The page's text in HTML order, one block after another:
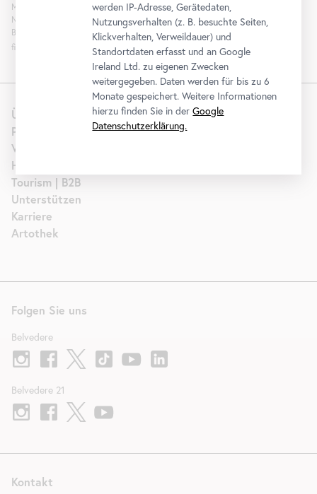
Über uns
Presse
Vermietung
Hochzeit
Tourism | B2B
Unterstützen
Karriere
Artothek
Kontakt
Folgen Sie uns
Belvedere
Belvedere 21
Mit „Registrieren“ stimmen Sie der Verarbeitung Ihrer Daten sowie Analyse der
Newsletterinteraktion zum Zweck der Newsletterzusendung durch das
Belvedere zu. Die Einwilligung kann widerrufen werden. Weitere Informationen
finden Sie
werden IP-Adresse, Gerätedaten,
Nutzungsverhalten (z. B. besuchte Seiten,
Klickverhalten, Verweildauer) und
Standortdaten erfasst und an Google
Ireland Ltd. zu eigenen Zwecken
weitergegeben. Daten werden für bis zu 6
Monate gespeichert. Weitere Informationen
hierzu finden Sie in derGoogle
Datenschutzerklärung.